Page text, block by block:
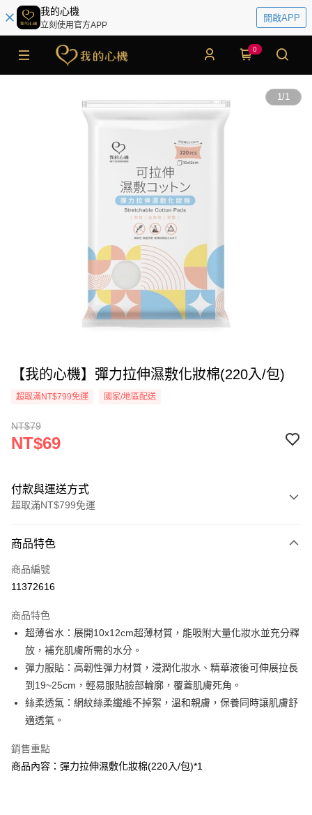
我的心機
立刻使用官方APP
開啟APP
0
1/1
【我的心機】彈力拉伸濕敷化妝棉(220入/包)
超取滿NT$799免運 國家/地區配送
NT$79
NT$69
付款與運送方式
超取滿NT$799免運
信用卡一次付款
超商取貨付款
Apple Pay
街口支付
悠遊付
AFTEE先享後付
相關說明
AFTEE先享後付是「在收到商品之後才付款」的支付方式。 讓您購物簡單
便利好安心！
商品特色
商品編號
11372616
商品特色
超薄省水：展開10x12cm超薄材質，能吸附大量化妝水並充分釋
放，補充肌膚所需的水分。
彈力服貼：高韌性彈力材質，浸潤化妝水、精華液後可伸展拉長
到19~25cm，輕易服貼臉部輪廓，覆蓋肌膚死角。
絲柔透氣：網紋絲柔纖維不掉絮，溫和親膚，保養同時讓肌膚舒
適透氣。
銷售重點
商品內容：彈力拉伸濕敷化妝棉(220入/包)*1